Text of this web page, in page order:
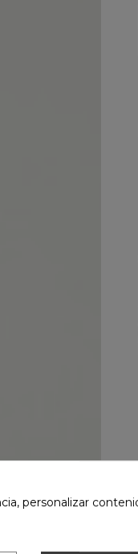
personalizar